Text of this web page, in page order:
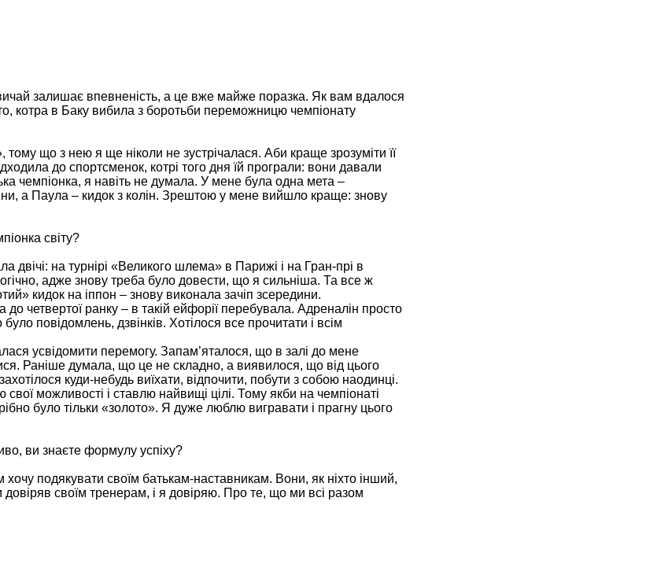
залишає впевненість, а це вже майже поразка. Як вам вдалося
котра в Баку вибила з боротьби переможницю чемпіонату
що з нею я ще ніколи не зустрічалася. Аби краще зрозуміти її
до спортсменок, котрі того дня їй програли: вони давали
чемпіонка, я навіть не думала. У мене була одна мета –
а Паула – кидок з колін. Зрештою у мене вийшло краще: знову
світу?
на турнірі «Великого шлема» в Парижі і на Гран-прі в
адже знову треба було довести, що я сильніша. Та все ж
кидок на іппон – знову виконала зачіп зсередини.
четвертої ранку – в такій ейфорії перебувала. Адреналін просто
повідомлень, дзвінків. Хотілося все прочитати і всім
усвідомити перемогу. Запам’яталося, що в залі до мене
Раніше думала, що це не складно, а виявилося, що від цього
куди-небудь виїхати, відпочити, побути з собою наодинці.
можливості і ставлю найвищі цілі. Тому якби на чемпіонаті
було тільки «золото». Я дуже люблю вигравати і прагну цього
ви знаєте формулу успіху?
подякувати своїм батькам-наставникам. Вони, як ніхто інший,
своїм тренерам, і я довіряю. Про те, що ми всі разом